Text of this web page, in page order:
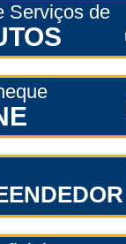
Serviços de